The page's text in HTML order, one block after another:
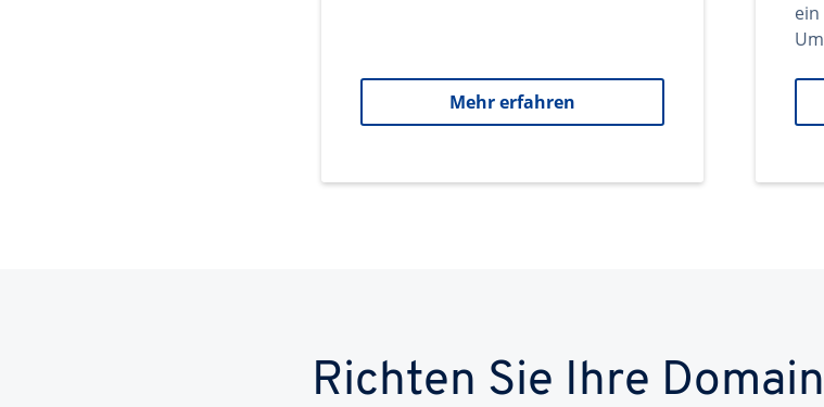
Mehr erfahren
Richten Sie Ihre